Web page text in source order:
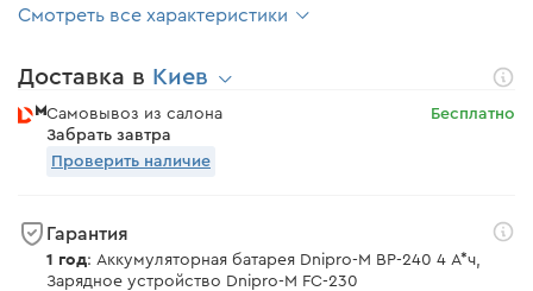
Смотреть все характеристики
Доставка в Киев
Самовывоз из салона
Забрать завтра
Бесплатно
Проверить наличие
Гарантия
1 год: Аккумуляторная батарея Dnipro-M BP-240 4 А*ч,
Зарядное устройство Dnipro-M FC-230